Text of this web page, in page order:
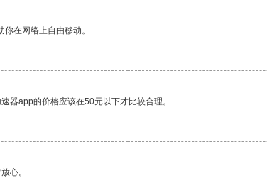
在网络上自由移动。
器app的价格应该在50元以下才比较合理。
心。